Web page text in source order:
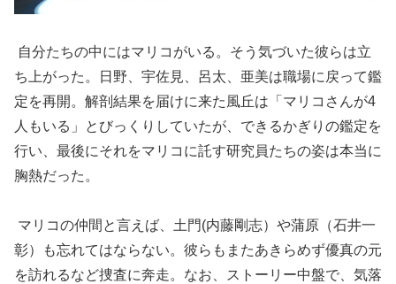
自分たちの中にはマリコがいる。そう気づいた彼らは立
ち上がった。日野、宇佐見、呂太、亜美は職場に戻って鑑
定を再開。解剖結果を届けに来た風丘は「マリコさんが4
人もいる」とびっくりしていたが、できるかぎりの鑑定を
行い、最後にそれをマリコに託す研究員たちの姿は本当に
胸熱だった。
マリコの仲間と言えば、土門(内藤剛志）や蒲原（石井一
彰）も忘れてはならない。彼らもまたあきらめず優真の元
を訪れるなど捜査に奔走。なお、ストーリー中盤で、気落